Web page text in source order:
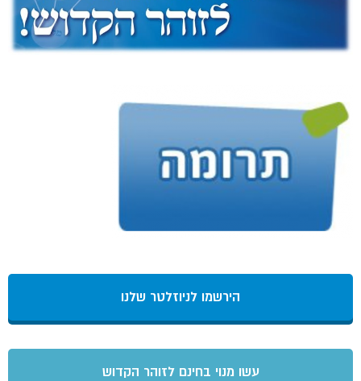
הירשמו לניוזלטר שלנו
עשו מנוי בחינם לזוהר הקדוש